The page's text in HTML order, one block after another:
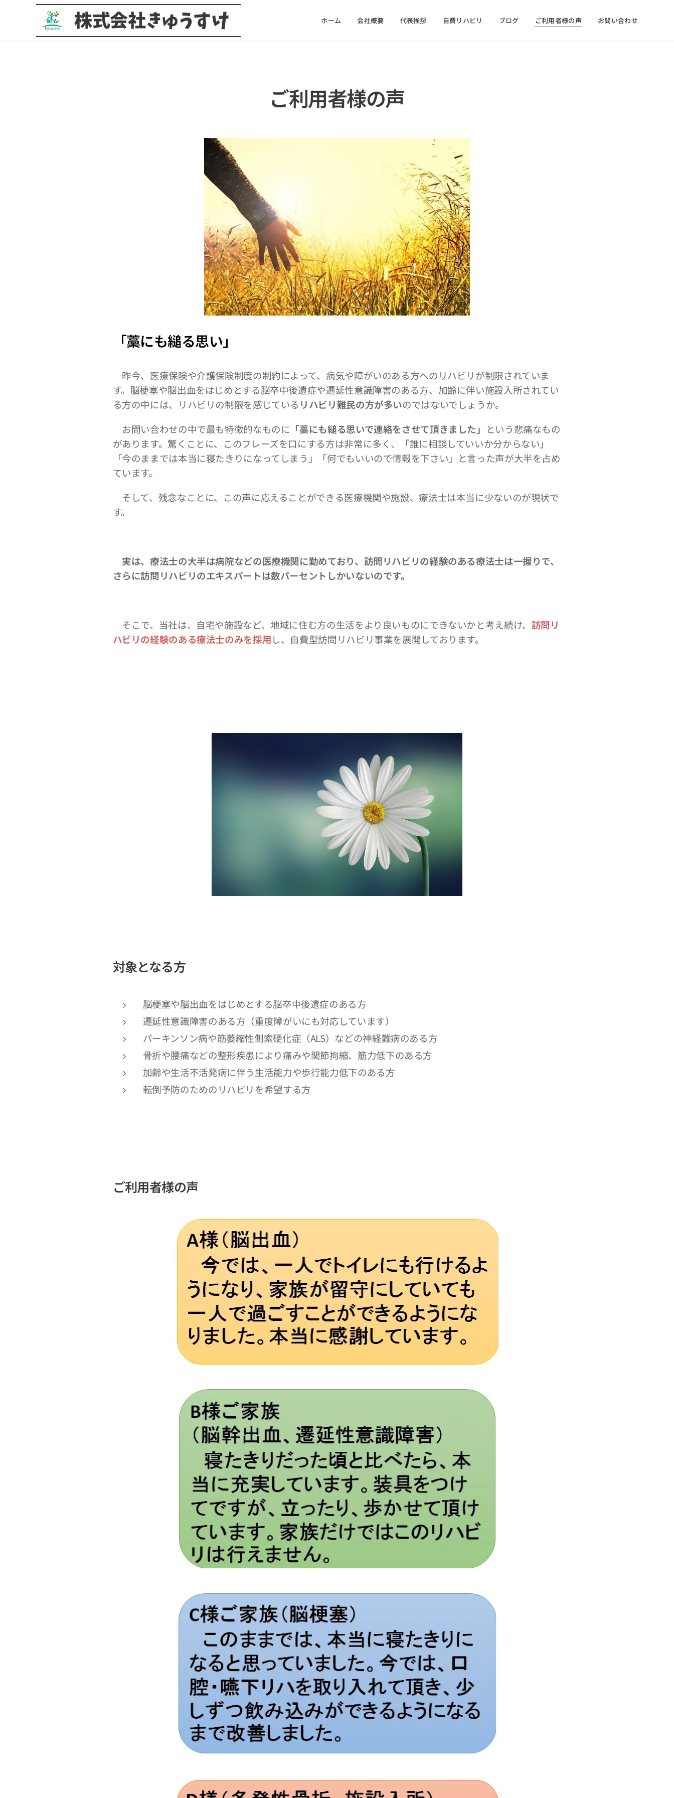
株式会社きゅうすけ ホーム 会社概要 代表挨拶 自費リハビリ ブログ ご利用者様の声 お問い合わせ
ご利用者様の声
「藁にも縋る思い」
昨今、医療保険や介護保険制度の制約によって、病気や障がいのある方へのリハビリが制限されていま
す。脳梗塞や脳出血をはじめとする脳卒中後遺症や遷延性意識障害のある方、加齢に伴い施設入所されてい
る方の中には、リハビリの制限を感じている リハビリ難民の方が多いのではないでしょうか。
お問い合わせの中で最も特徴的なものに 「藁にも縋る思いで連絡をさせて頂きました」 という悲痛なもの
があります。驚くことに、このフレーズを口にする方は非常に多く、「誰に相談していいか分からない」
「今のままでは本当に寝たきりになってしまう」「何でもいいので情報を下さい」と言った声が大半を占め
ています。
そして、残念なことに、この声に応えることができる医療機関や施設、療法士は本当に少ないのが現状で
す。
実は、療法士の大半は病院などの医療機関に勤めており、訪問リハビリの経験のある療法士は一握りで、
さらに訪問リハビリのエキスパートは数パーセントしかいないのです。
そこで、当社は、自宅や施設など、地域に住む方の生活をより良いものにできないかと考え続け、 訪問リ
ハビリの経験のある療法士のみを採用し、自費型訪問リハビリ事業を展開しております。
対象となる方
脳梗塞や脳出血をはじめとする脳卒中後遺症のある方
遷延性意識障害のある方（重度障がいにも対応しています）
パーキンソン病や筋萎縮性側索硬化症（ALS）などの神経難病のある方
骨折や腰痛などの整形疾患により痛みや関節拘縮、筋力低下のある方
加齢や生活不活発病に伴う生活能力や歩行能力低下のある方
転倒予防のためのリハビリを希望する方
ご利用者様の声